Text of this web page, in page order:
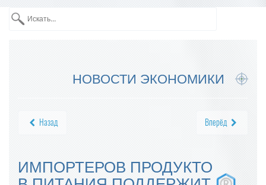
НОВОСТИ ЭКОНОМИКИ
Назад Вперёд
ИМПОРТЕРОВ ПРОДУКТО